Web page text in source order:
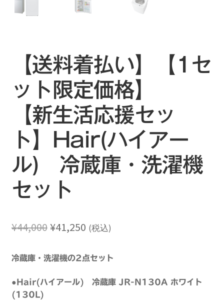
【送料着払い】【1セ
ット限定価格】
【新生活応援セッ
ト】Hair(ハイアー
ル) 冷蔵庫・洗濯機
セット
¥44,000元
価
格
¥41,250現
の
価
(税込)
冷蔵庫・洗濯機の2点セット
● Hair(ハイアール) 冷蔵庫 JR-N130A ホワイト
(130L)